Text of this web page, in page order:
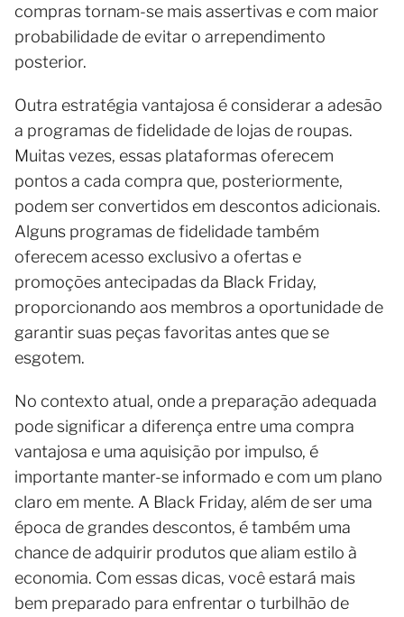
compras tornam-se mais assertivas e com maior
probabilidade de evitar o arrependimento
posterior.
Outra estratégia vantajosa é considerar a adesão
a programas de fidelidade de lojas de roupas.
Muitas vezes, essas plataformas oferecem
pontos a cada compra que, posteriormente,
podem ser convertidos em descontos adicionais.
Alguns programas de fidelidade também
oferecem acesso exclusivo a ofertas e
promoções antecipadas da Black Friday,
proporcionando aos membros a oportunidade de
garantir suas peças favoritas antes que se
esgotem.
No contexto atual, onde a preparação adequada
pode significar a diferença entre uma compra
vantajosa e uma aquisição por impulso, é
importante manter-se informado e com um plano
claro em mente. A Black Friday, além de ser uma
época de grandes descontos, é também uma
chance de adquirir produtos que aliam estilo à
economia. Com essas dicas, você estará mais
bem preparado para enfrentar o turbilhão de